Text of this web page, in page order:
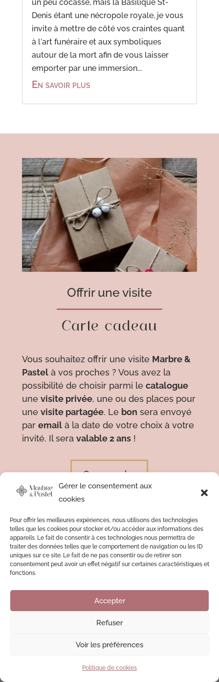
Gérer le consentement aux
cookies
Pour offrir les meilleures expériences, nous utilisons des technologies
telles que les cookies pour stocker et/ou accéder aux informations des
appareils. Le fait de consentir à ces technologies nous permettra de
traiter des données telles que le comportement de navigation ou les ID
uniques sur ce site. Le fait de ne pas consentir ou de retirer son
consentement peut avoir un effet négatif sur certaines caractéristiques et
fonctions.
Accepter
Refuser
Voir les préférences
Politique de cookies
un peu cocasse, mais la Basilique St-
Denis étant une nécropole royale, je vous
invite à mettre de côté vos craintes quant
à l'art funéraire et aux symboliques
autour de la mort afin de vous laisser
emporter par une immersion...
En savoir plus
Offrir une visite
Carte cadeau
Vous souhaitez offrir une visite Marbre &
Pastelà vos proches ? Vous avez la
possibilité de choisir parmi le catalogue
une visite privée, une ou des places pour
une visite partagée. Le bon sera envoyé
par emailà la date de votre choix à votre
invité. Il sera valable 2 ans!
Commander
Formulaire de contact